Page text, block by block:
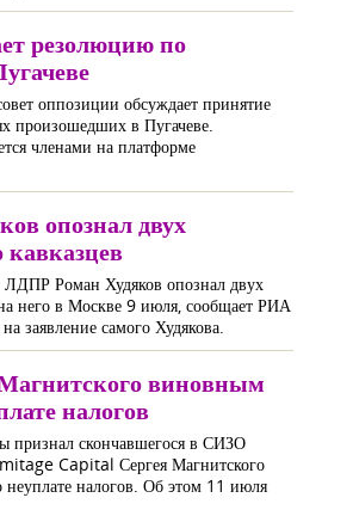
резолюцию по
оппозиции обсуждает принятие
произошедших в Пугачеве.
членами на платформе
опознал двух
ЛДПР Роман Худяков опознал двух
него в Москве 9 июля, сообщает РИА
заявление самого Худякова.
виновным
налогов
признал скончавшегося в СИЗО
Capital Сергея Магнитского
налогов. Об этом 11 июля